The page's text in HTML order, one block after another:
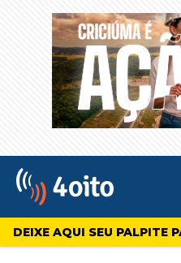
4oito
DEIXE AQUI SEU PALPITE